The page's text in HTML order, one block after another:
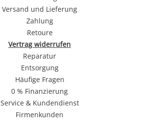
Versand und Lieferung
Zahlung
Retoure
Vertrag widerrufen
Reparatur
Entsorgung
Häufige Fragen
0 % Finanzierung
Service & Kundendienst
Firmenkunden